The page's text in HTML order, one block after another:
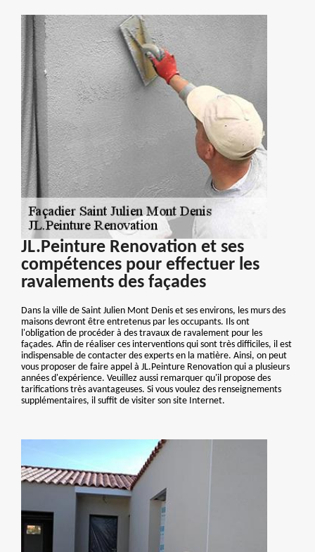
JL.Peinture Renovation et ses
compétences pour effectuer les
ravalements des façades
Dans la ville de Saint Julien Mont Denis et ses environs, les murs des
maisons devront être entretenus par les occupants. Ils ont
l'obligation de procéder à des travaux de ravalement pour les
façades. Afin de réaliser ces interventions qui sont très difficiles, il est
indispensable de contacter des experts en la matière. Ainsi, on peut
vous proposer de faire appel à JL.Peinture Renovation qui a plusieurs
années d'expérience. Veuillez aussi remarquer qu'il propose des
tarifications très avantageuses. Si vous voulez des renseignements
supplémentaires, il suffit de visiter son site Internet.